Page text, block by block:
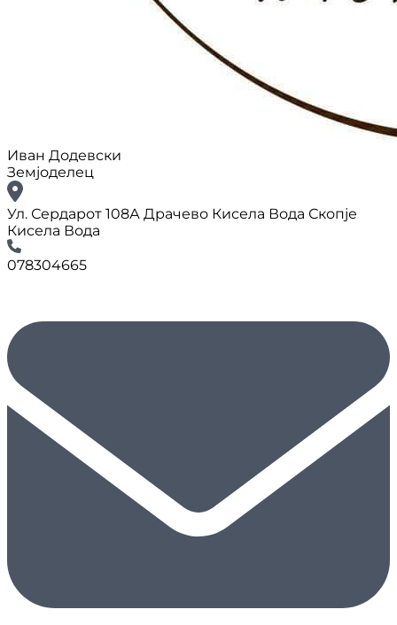
Иван Додевски
Земјоделец
Ул. Сердарот 108А Драчево Кисела Вода Скопје
Кисела Вода
078304665